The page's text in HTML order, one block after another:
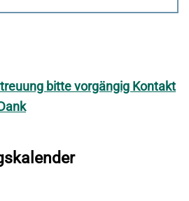
bitte vorgängig Kontakt